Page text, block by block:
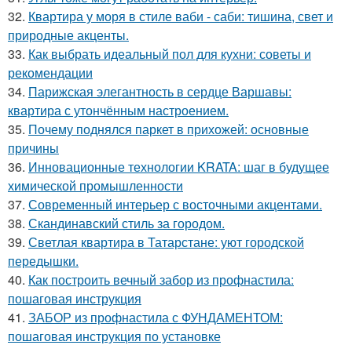
32. Квартира у моря в стиле ваби - саби: тишина, свет и
природные акценты.
33. Как выбрать идеальный пол для кухни: советы и
рекомендации
34. Парижская элегантность в сердце Варшавы:
квартира с утончённым настроением.
35. Почему поднялся паркет в прихожей: основные
причины
36. Инновационные технологии KRATA: шаг в будущее
химической промышленности
37. Современный интерьер с восточными акцентами.
38. Скандинавский стиль за городом.
39. Светлая квартира в Татарстане: уют городской
передышки.
40. Как построить вечный забор из профнастила:
пошаговая инструкция
41. ЗАБОР из профнастила с ФУНДАМЕНТОМ:
пошаговая инструкция по установке